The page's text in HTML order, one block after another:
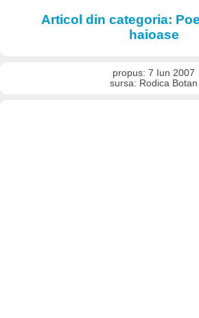
Articol din categoria:
haioase
propus: 7 Iun 2007
sursa: Rodica Botan